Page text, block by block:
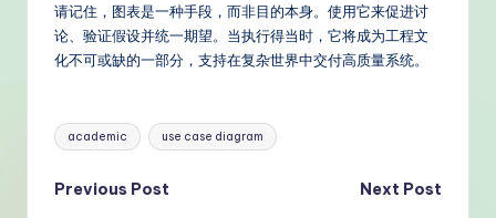
请记住，图表是一种手段，而非目的本身。使用它来促进讨
论、验证假设并统一期望。当执行得当时，它将成为工程文
化不可或缺的一部分，支持在复杂世界中交付高质量系统。
Tags:
academic use case diagram
Post
Previous Post
Next Post